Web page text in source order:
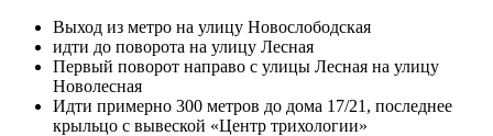
Выход из метро на улицу Новослободская
идти до поворота на улицу Лесная
Первый поворот направо с улицы Лесная на улицу
Новолесная
Идти примерно 300 метров до дома 17/21, последнее
крыльцо с вывеской «Центр трихологии»